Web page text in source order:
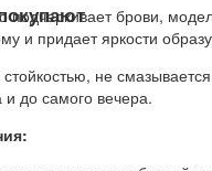
подчеркивает брови,
и придает яркости
не
и до самого вечера.